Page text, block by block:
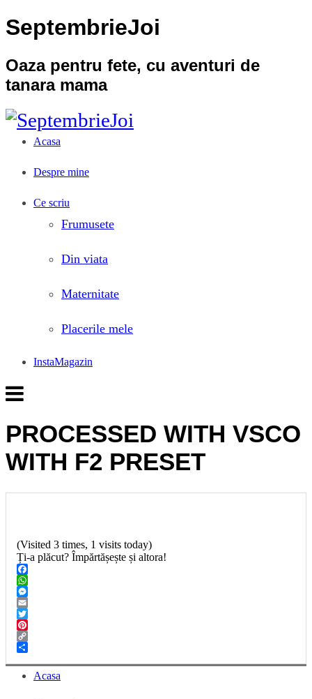
SeptembrieJoi
Oaza pentru fete, cu aventuri de
tanara mama
Acasa
Despre mine
Ce scriu
Frumusete
Din viata
Maternitate
Placerile mele
InstaMagazin
PROCESSED WITH VSCO
WITH F2 PRESET
(Visited 3 times, 1 visits today)
Ți-a plăcut? Împărtășește și altora!
Facebook
WhatsApp
Messenger
Email
Twitter
Pinterest
Copy
Acasa